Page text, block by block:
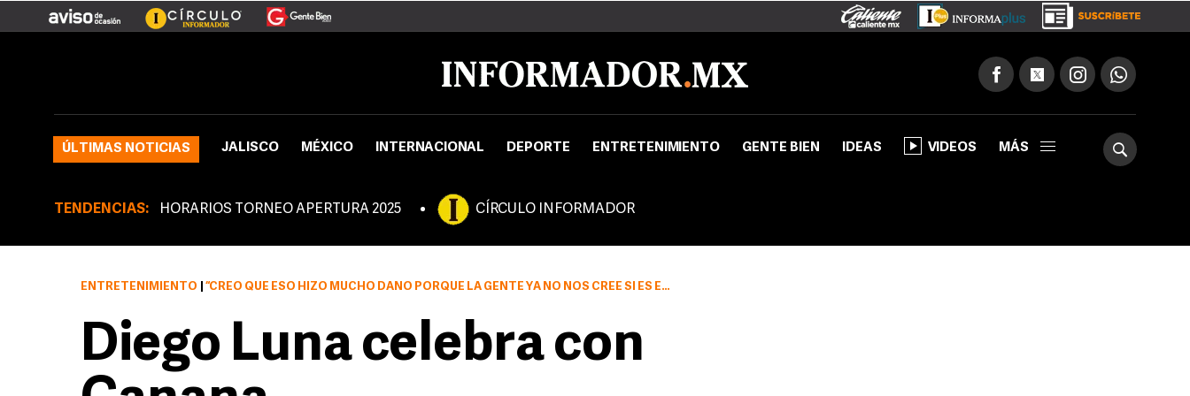
ÚLTIMAS NOTICIAS JALISCO MÉXICO INTERNACIONAL DEPORTE ENTRETENIMIENTO GENTE BIEN IDEAS VIDEOS MÁS
TENDENCIAS: HORARIOS TORNEO APERTURA 2025 CÍRCULO INFORMADOR
ENTRETENIMIENTO “CREO QUE ESO HIZO MUCHO DAÑO PORQUE LA GENTE YA NO NOS CREE SI ES EN VERDAD NUESTRO EL PROYECTO, DIEGO LUNA
Diego Luna celebra con